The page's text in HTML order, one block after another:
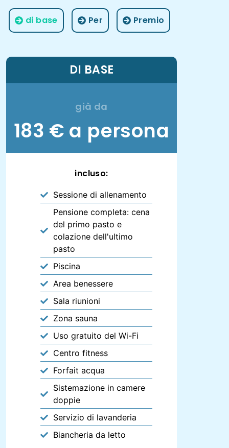
di base Per Premio
DI BASE
già da
183 € a persona
incluso:
Sessione di allenamento
Pensione completa: cena
del primo pasto e
colazione dell'ultimo
pasto
Piscina
Area benessere
Sala riunioni
Zona sauna
Uso gratuito del Wi-Fi
Centro fitness
Forfait acqua
Sistemazione in camere
doppie
Servizio di lavanderia
Biancheria da letto